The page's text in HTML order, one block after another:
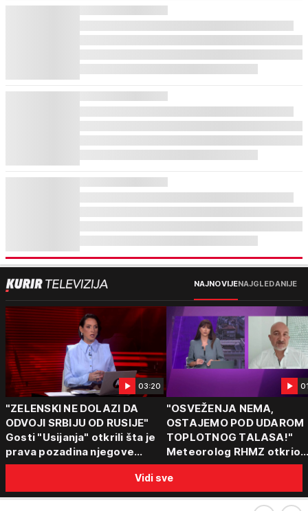
NAJNOVIJENAJGLEDANIJE
03:20
"ZELENSKI NE DOLAZI DA
ODVOJI SRBIJU OD RUSIJE"
Gosti "Usijanja" otkrili šta je
prava pozadina njegove
posete Beogradu
"OSVEŽENJA NEMA,
OSTAJEMO POD UDAROM
TOPLOTNOG TALASA!"
Meteorolog RHMZ otkrio
kakvo vreme nas čeka do
kraja avgusta
Vidi sve